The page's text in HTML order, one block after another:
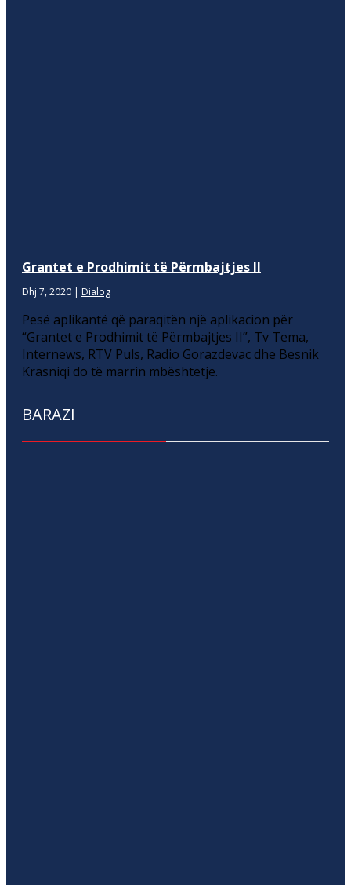
Grantet e Prodhimit të Përmbajtjes II
Dhj 7, 2020 | Dialog
Pesë aplikantë që paraqitën një aplikacion për
“Grantet e Prodhimit të Përmbajtjes II”, Tv Tema,
Internews, RTV Puls, Radio Gorazdevac dhe Besnik
Krasniqi do të marrin mbështetje.
BARAZI